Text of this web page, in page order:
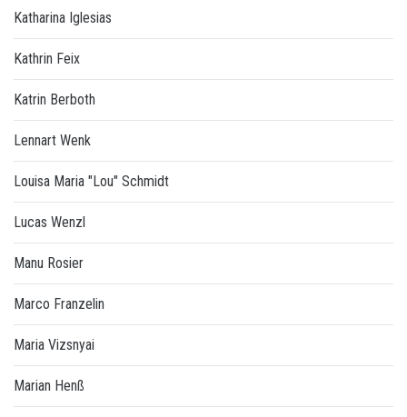
Katharina Iglesias
Kathrin Feix
Katrin Berboth
Lennart Wenk
Louisa Maria "Lou" Schmidt
Lucas Wenzl
Manu Rosier
Marco Franzelin
Maria Vizsnyai
Marian Henß